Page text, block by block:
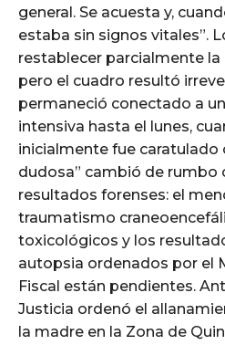
general. Se acuesta y,
estaba sin signos vitales”.
restablecer parcialmente
pero el cuadro resultó
permaneció conectado a
intensiva hasta el lunes,
inicialmente fue caratulado
dudosa” cambió de rumbo
resultados forenses: el
traumatismo
toxicológicos y los
autopsia ordenados por el
Fiscal están pendientes.
Justicia ordenó el
la madre en la Zona de